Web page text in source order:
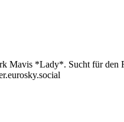
Mavis *Lady*. Sucht für